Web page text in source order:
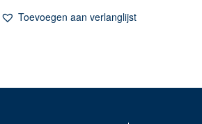
Toevoegen aan verlanglijst